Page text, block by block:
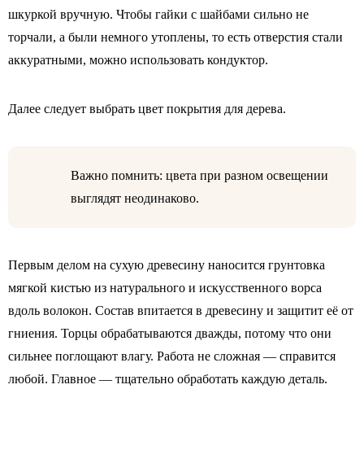
шкуркой вручную. Чтобы гайки с шайбами сильно не
торчали, а были немного утоплены, то есть отверстия стали
аккуратными, можно использовать кондуктор.
Далее следует выбрать цвет покрытия для дерева.
Важно помнить: цвета при разном освещении
выглядят неодинаково.
Первым делом на сухую древесину наносится грунтовка
мягкой кистью из натурального и искусственного ворса
вдоль волокон. Состав впитается в древесину и защитит её от
гниения. Торцы обрабатываются дважды, потому что они
сильнее поглощают влагу. Работа не сложная — справится
любой. Главное — тщательно обработать каждую деталь.